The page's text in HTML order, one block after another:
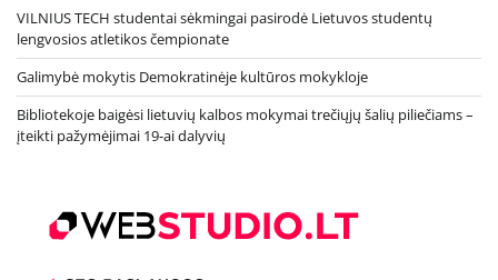
VILNIUS TECH studentai sėkmingai pasirodė Lietuvos studentų
lengvosios atletikos čempionate
Galimybė mokytis Demokratinėje kultūros mokykloje
Bibliotekoje baigėsi lietuvių kalbos mokymai trečiųjų šalių piliečiams –
įteikti pažymėjimai 19-ai dalyvių